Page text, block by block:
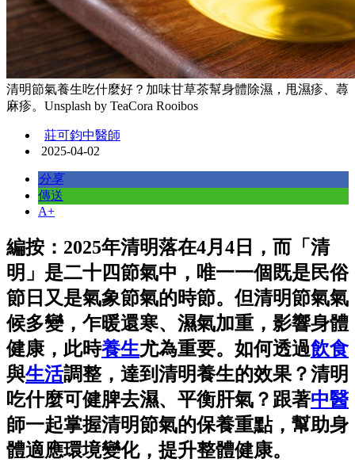
清明節氣養生吃什麼好？加味甘草茶幫身體除濕，甩濕疹、蕁
麻疹。Unsplash by TeaCora Rooibos
莊可鈞中醫師
2025-04-02
分享
傳送
A+
編按：2025年清明落在4月4日，而「清
明」是二十四節氣中，唯一一個既是民俗
節日又是氣象節氣的時節。但清明節氣氣
候多變，乍暖還寒、濕氣加重，影響身體
健康，此時養生尤為重要。如何透過飲食
與生活調整，達到清明養生的效果？清明
吃什麼可健脾去濕、平衡肝氣？跟著中醫
師一起掌握清明節氣的保養重點，幫助身
體適應環境變化，提升整體健康。